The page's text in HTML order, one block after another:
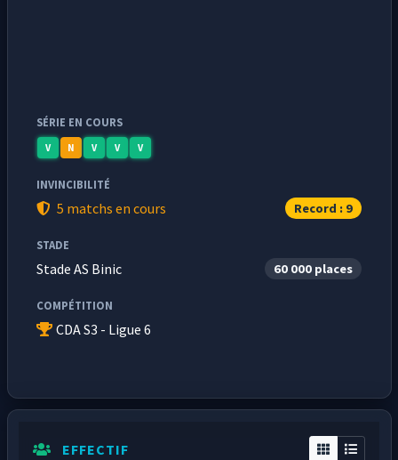
SÉRIE EN COURS
V N V V V
INVINCIBILITÉ
5 matchs en cours Record : 9
STADE
Stade AS Binic 60 000 places
COMPÉTITION
CDA S3 - Ligue 6
EFFECTIF